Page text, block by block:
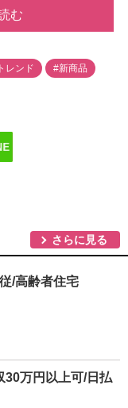
む
レンド #新商品
さらに見る
/高齢者住宅
30万円以上可/日払